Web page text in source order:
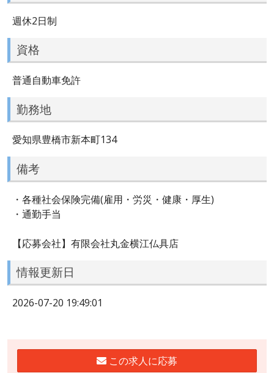
週休2日制
資格
普通自動車免許
勤務地
愛知県豊橋市新本町134
備考
・各種社会保険完備(雇用・労災・健康・厚生)
・通勤手当
【応募会社】有限会社丸金横江仏具店
情報更新日
2026-07-20 19:49:01
この求人に応募